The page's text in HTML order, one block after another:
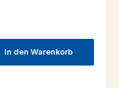
Wert ein oder benutze die
In den Warenkorb